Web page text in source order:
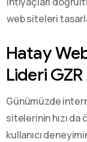
web siteleri
Hatay
Lideri
Günümüzde
sitelerinin hızı da
kullanıcı